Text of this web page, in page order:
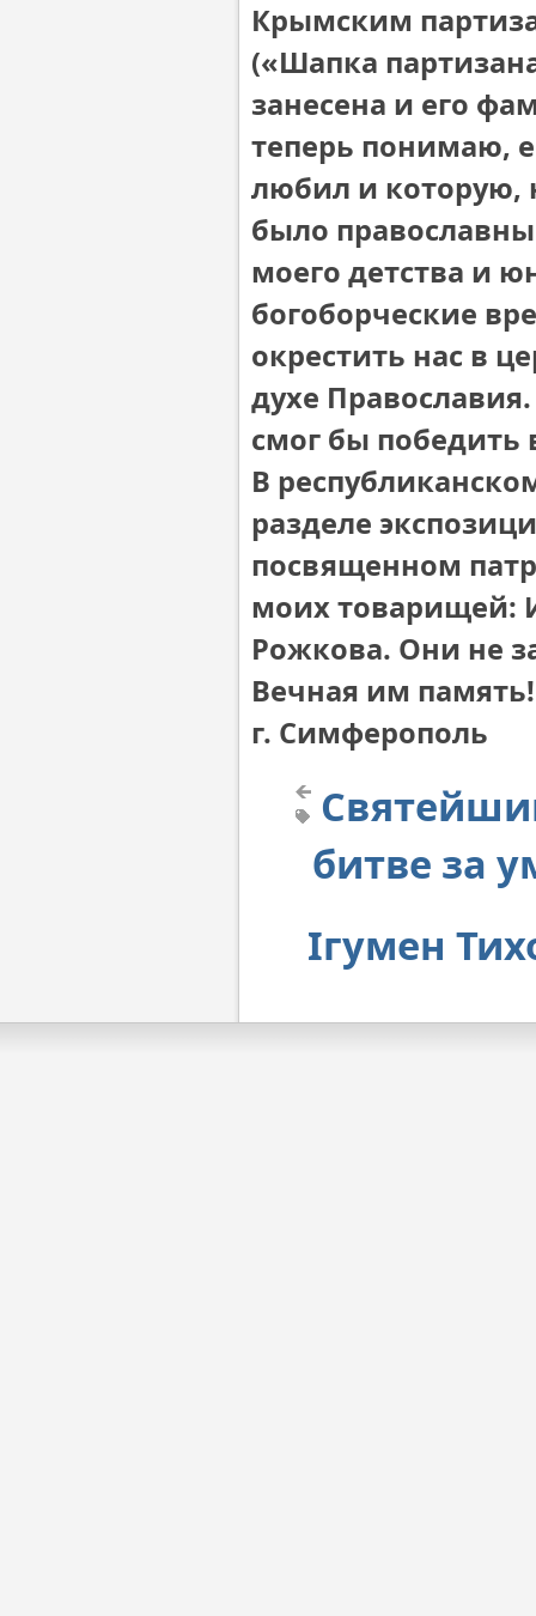
Крымским
(«Шапка
занесена и его
теперь понимаю,
любил и которую,
было
моего детства и
богоборческие
окрестить нас в
духе
смог бы победить
В
разделе
посвященном
моих товарищей:
Рожкова. Они не
Вечная им память!
г. Симферополь
битве за
Ігумен